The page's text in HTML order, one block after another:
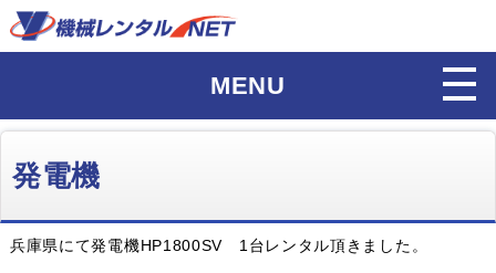
MENU
発電機
兵庫県にて発電機HP1800SV 1台レンタル頂きました。